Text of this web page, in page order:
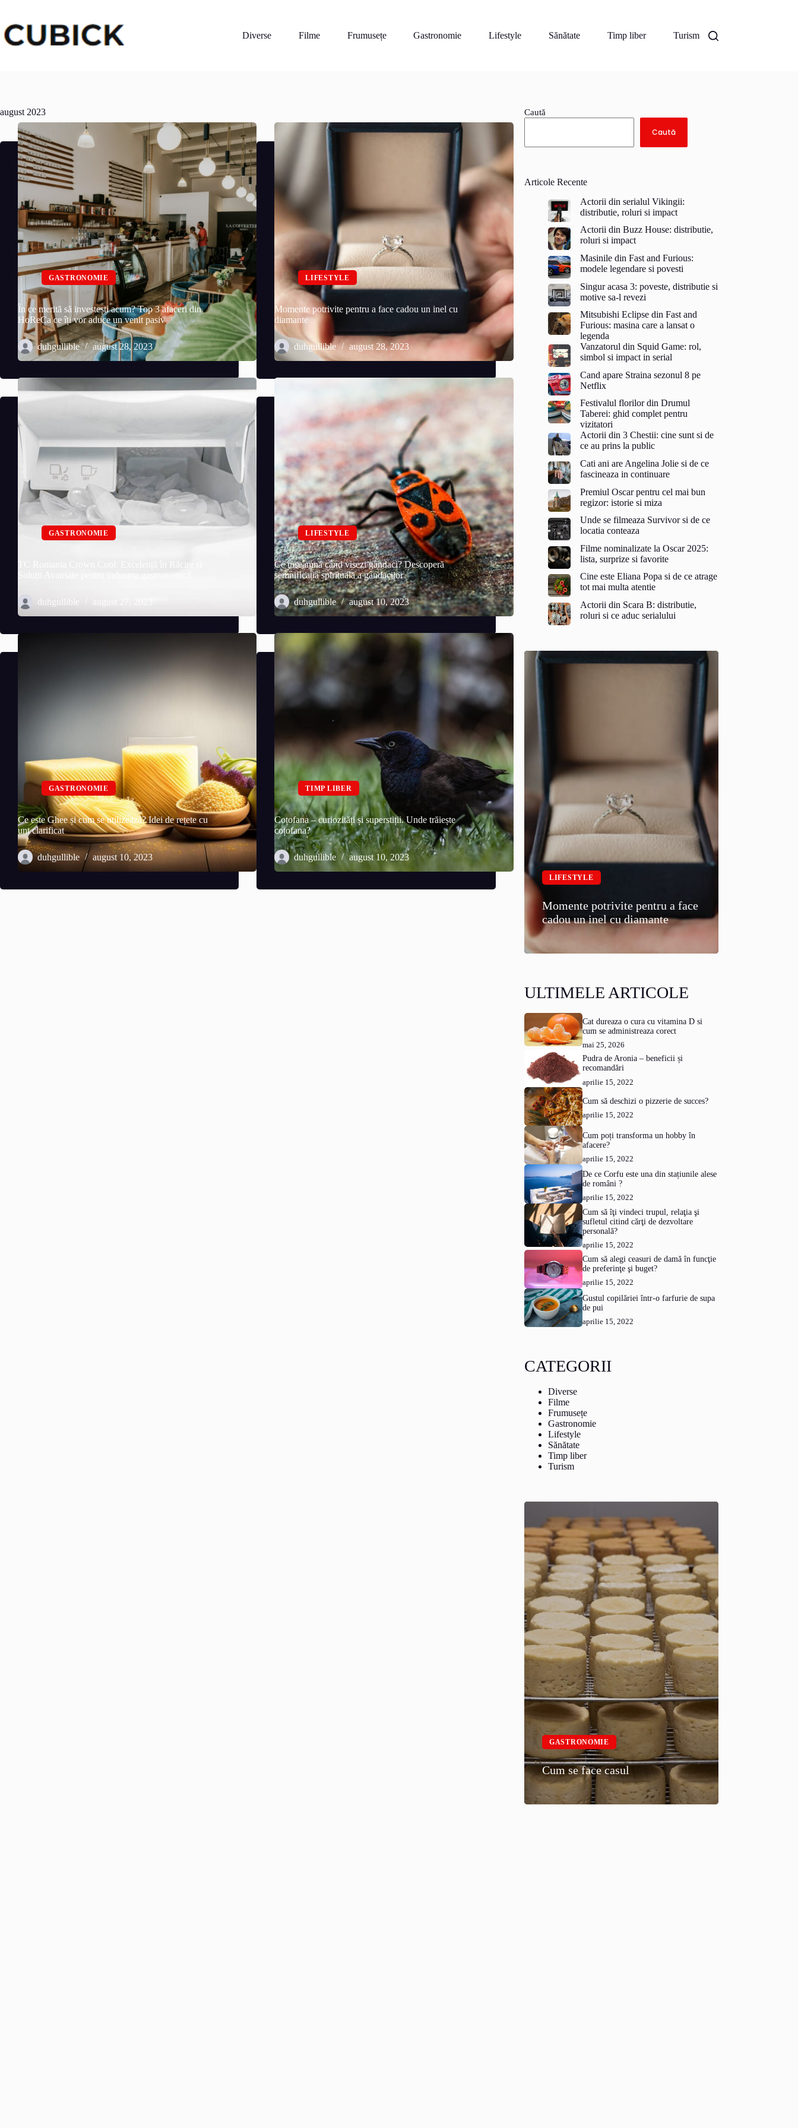
conținut
Diverse
Filme Frumusețe Gastronomie Lifestyle Sănătate Timp liber Turism
august 2023
GASTRONOMIE
În ce merită să investești acum? Top 3 afaceri din
HoReCa ce îți vor aduce un venit pasiv
duhgullible august 28, 2023
LIFESTYLE
Momente potrivite pentru a face cadou un inel cu
diamante
duhgullible august 28, 2023
GASTRONOMIE
duhgullible
LIFESTYLE
Ce înseamnă când visezi gândaci? Descoperă
semnificația spirituală a gândacilor
duhgullible august 10, 2023
GASTRONOMIE
Ce este Ghee și cum se utilizează? Idei de rețete cu
unt clarificat
duhgullible august 10, 2023
TIMP LIBER
Coțofana – curiozități și superstiții. Unde trăiește
coțofana?
duhgullible august 10, 2023
Caută
Caută
Articole Recente
Actorii din serialul Vikingii:
distributie, roluri si impact
Actorii din Buzz House: distributie,
roluri si impact
Masinile din Fast and Furious:
modele legendare si povesti
Singur acasa 3: poveste, distributie si
motive sa-l revezi
Mitsubishi Eclipse din Fast and
Furious: masina care a lansat o
legenda
Vanzatorul din Squid Game: rol,
simbol si impact in serial
Cand apare Straina sezonul 8 pe
Netflix
Festivalul florilor din Drumul
Taberei: ghid complet pentru
vizitatori
Actorii din 3 Chestii: cine sunt si de
ce au prins la public
Cati ani are Angelina Jolie si de ce
fascineaza in continuare
Premiul Oscar pentru cel mai bun
regizor: istorie si miza
Unde se filmeaza Survivor si de ce
locatia conteaza
Filme nominalizate la Oscar 2025:
lista, surprize si favorite
Cine este Eliana Popa si de ce atrage
tot mai multa atentie
Actorii din Scara B: distributie,
roluri si ce aduc serialului
LIFESTYLE
Momente potrivite pentru a face
cadou un inel cu diamante
ULTIMELE ARTICOLE
Cat dureaza o cura cu vitamina D si
cum se administreaza corect
mai 25, 2026
Pudra de Aronia – beneficii și
recomandări
aprilie 15, 2022
Cum să deschizi o pizzerie de succes?
aprilie 15, 2022
Cum poți transforma un hobby în
afacere?
aprilie 15, 2022
De ce Corfu este una din stațiunile alese
de români ?
aprilie 15, 2022
Cum să îţi vindeci trupul, relaţia şi
sufletul citind cărţi de dezvoltare
personală?
aprilie 15, 2022
Cum să alegi ceasuri de damă în funcţie
de preferinţe şi buget?
aprilie 15, 2022
Gustul copilăriei într-o farfurie de supa
de pui
aprilie 15, 2022
CATEGORII
Diverse
Filme
Frumusețe
Gastronomie
Lifestyle
Sănătate
Timp liber
Turism
GASTRONOMIE
Cum se face casul